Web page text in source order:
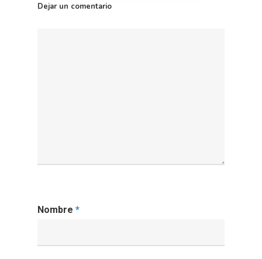
Dejar un comentario
Nombre *